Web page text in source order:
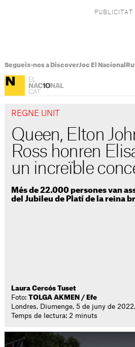
Segueix-nos a DiscoverJoc El Nacional
REGNE UNIT
Queen, Elton
Ross honren
un increïble
Més de 22.000 persones van
del Jubileu de Platí de la reina
Laura Cercós Tuset
Foto:TOLGA AKMEN / Efe
Londres. Diumenge, 5 de juny de
Temps de lectura: 2 minuts